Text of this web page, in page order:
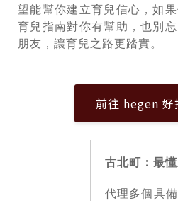
望能幫你建立育兒信心，如
育兒指南對你有幫助，也別
朋友，讓育兒之路更踏實。
前往 hegen 好
古北町：最
代理多個具